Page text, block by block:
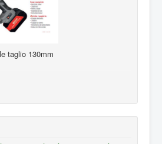
taglio 130mm